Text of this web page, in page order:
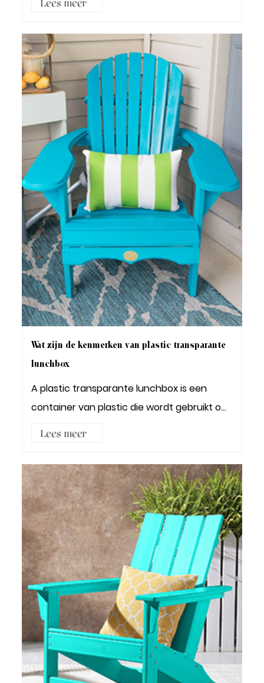
Lees meer3
Wat zijn de kenmerken van plastic transparante
lunchbox
A plastic transparante lunchbox is een
container van plastic die wordt gebruikt om
Lees meer3